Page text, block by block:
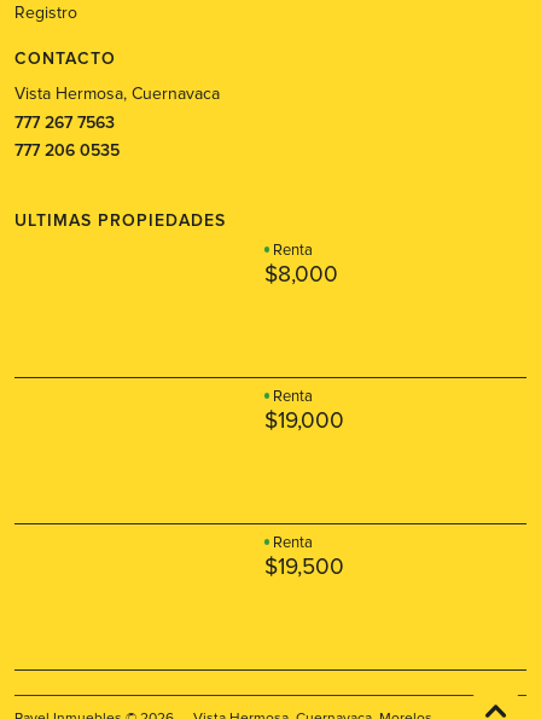
Registro
CONTACTO
Vista Hermosa, Cuernavaca
777 267 7563
777 206 0535
ULTIMAS PROPIEDADES
Renta
$8,000
Renta
$19,000
Renta
$19,500